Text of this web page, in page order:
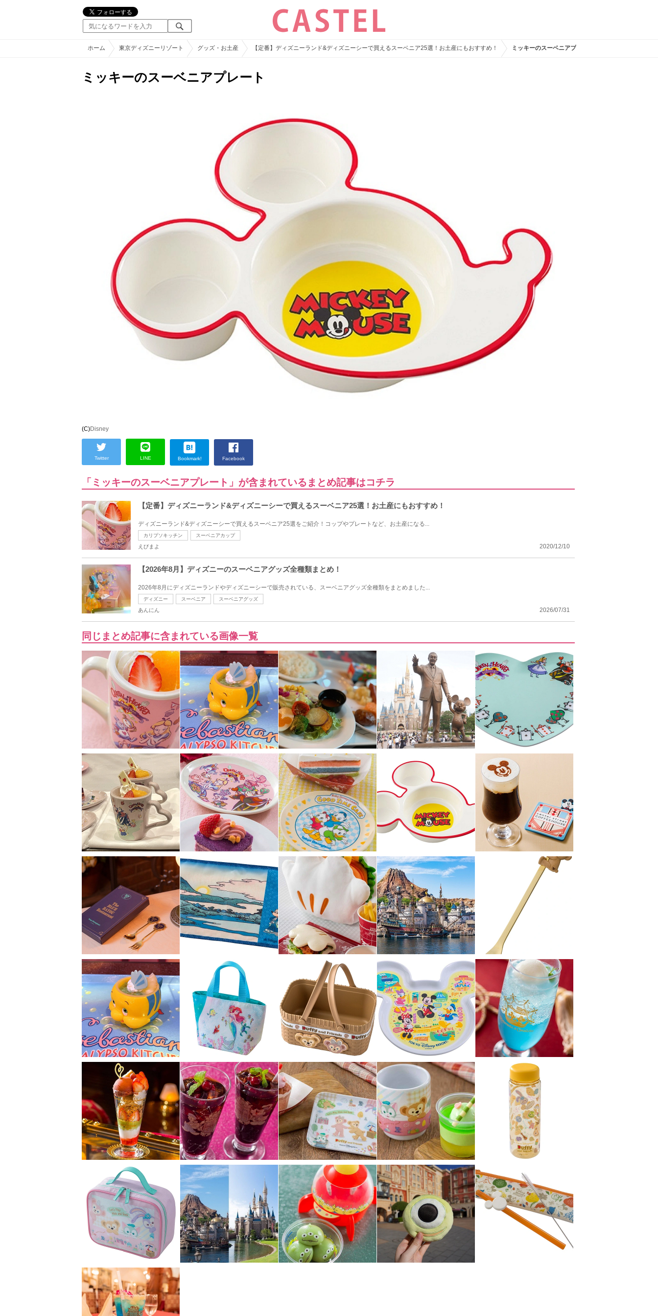
ホーム 東京ディズニーリゾート グッズ・お土産 【定番】ディズニーランド&ディズニーシーで買えるスーベニア25選！お土産にもおすすめ！ ミッキーのスーベニアプレート
ミッキーのスーベニアプレート
(C)Disney
Twitter LINE Bookmark! Facebook
「ミッキーのスーベニアプレート」が含まれているまとめ記事はコチラ
【定番】ディズニーランド&ディズニーシーで買えるスーベニア25選！お土産にもおすすめ！
ディズニーランド&ディズニーシーで買えるスーベニア25選をご紹介！コップやプレートなど、お土産になる...
カリプソキッチン スーベニアカップ
2020/12/10
えびまよ
【2026年8月】ディズニーのスーベニアグッズ全種類まとめ！
2026年8月にディズニーランドやディズニーシーで販売されている、スーベニアグッズ全種類をまとめました...
ディズニー スーベニア スーベニアグッズ
2026/07/31
あんにん
同じまとめ記事に含まれている画像一覧